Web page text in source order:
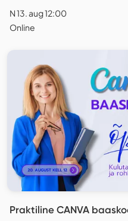
N 13. aug 12:00
Online
Praktiline CANVA